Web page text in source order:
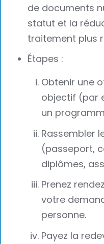
de documents
statut et la
traitement plus
Étapes :
Obtenir une
objectif (par
un
Rassembler
(passeport,
diplômes,
Prenez
votre
personne.
Payez la